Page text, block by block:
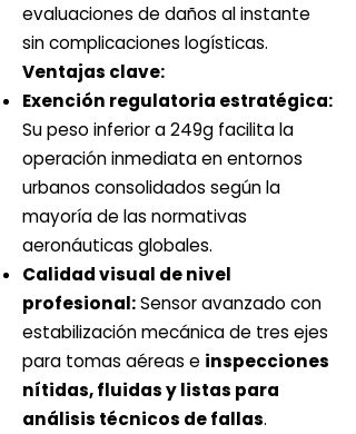
evaluaciones de daños al instante
sin complicaciones logísticas.
Ventajas clave:
Exención regulatoria estratégica:
Su peso inferior a 249g facilita la
operación inmediata en entornos
urbanos consolidados según la
mayoría de las normativas
aeronáuticas globales.
Calidad visual de nivel
profesional:Sensor avanzado con
estabilización mecánica de tres ejes
para tomas aéreas e inspecciones
nítidas, fluidas y listas para
análisis técnicos de fallas.